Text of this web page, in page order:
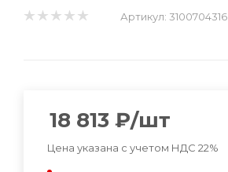
Артикул: 3100704316
18 813 ₽/шт
Цена указана с учетом НДС 22%